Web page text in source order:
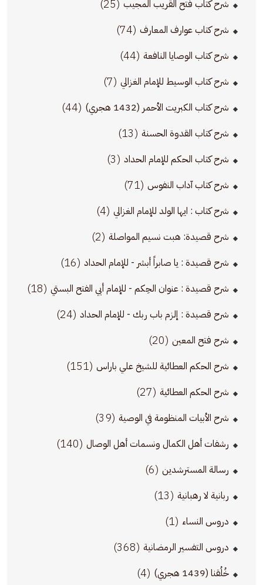
شرح كتاب فتح القريب المجيب (25)
شرح كتاب عوارف المعارف (74)
شرح كتاب الوصايا النافعة (44)
شرح كتاب الوسيط للإمام الغزالي (7)
شرح كتاب الكبريت الأحمر (1432 هجري) (44)
شرح كتاب القدوة الحسنة (13)
شرح كتاب الحكم للإمام الحداد (3)
شرح كتاب آداب النفوس (71)
شرح كتاب : ايها الولد للإمام الغزالي (4)
شرح قصيدة: هبت نسيم المواصلة (2)
شرح قصيدة : يا صابراً أبشر - للإمام الحداد (16)
شرح قصيدة : عنوان الحِكم - للإمام أبي الفتح البستي (18)
شرح قصيدة : إلزم باب ربك - للإمام الحداد (24)
شرح فتح المعين (20)
شرح الحكم العطائية للشيخ علي باراس (151)
شرح الحكم العطائية (27)
شرح الأبيات المنظومة في الوصية (39)
رشفات أهل الكمال ونسمات أهل الوصال (140)
رسالة المسترشدين (6)
ربانية لا رهبانية (13)
دروس النساء (1)
دروس التفسير الرمضانية (368)
خُلُقنا (1439 هجري) (4)